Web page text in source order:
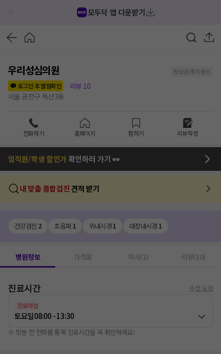
모두닥 앱 다운받기
우리성심의원
정보공개 미동의
로그인 후 별점확인
리뷰 10
서울 금천구 독산3동
전화하기 홈페이지 찜하기 리뷰작성
임직원/학생 할인가확인하러 가기 👀
내 맞춤 종합검진 견적 받기
건강검진 2 초음파1 위내시경1 대장내시경 1
병원정보 가격표 의사(1) 리뷰(10)
진료시간 수정 요청
진료마감
토요일08:00 - 13:30
※ 방문 전 전화를 통해 진료시간을 꼭 확인하세요!